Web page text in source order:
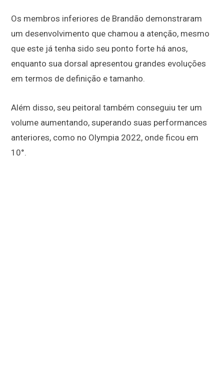
Os membros inferiores de Brandão demonstraram
um desenvolvimento que chamou a atenção, mesmo
que este já tenha sido seu ponto forte há anos,
enquanto sua dorsal apresentou grandes evoluções
em termos de definição e tamanho.
Além disso, seu peitoral também conseguiu ter um
volume aumentando, superando suas performances
anteriores, como no Olympia 2022, onde ficou em
10°.